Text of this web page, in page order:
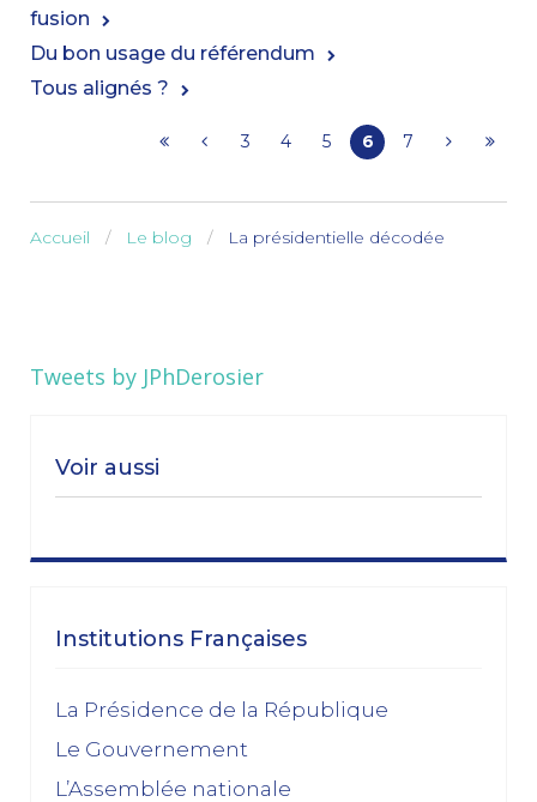
fusion
Du bon usage du référendum
Tous alignés ?
3 4 5 6 7
Accueil Le blog La présidentielle décodée
Tweets by JPhDerosier
Voir aussi
Institutions Françaises
La Présidence de la République
Le Gouvernement
L’Assemblée nationale